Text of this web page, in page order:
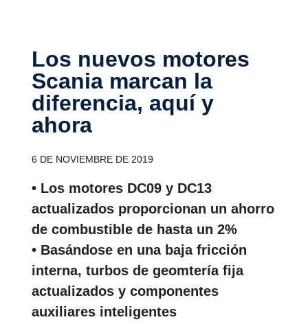
Los nuevos motores
Scania marcan la
diferencia, aquí y
ahora
6 DE NOVIEMBRE DE 2019
• Los motores DC09 y DC13
actualizados proporcionan un ahorro
de combustible de hasta un 2%
• Basándose en una baja fricción
interna, turbos de geomtería fija
actualizados y componentes
auxiliares inteligentes